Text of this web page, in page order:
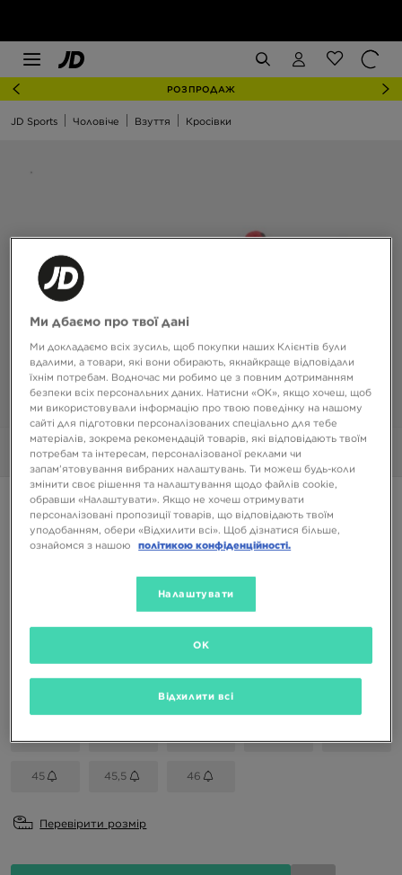
РОЗПРОДАЖ
JD Sports Чоловіче Взуття Кросівки
Фото 360°
AIR JORDAN 4 RM
4199 ГРН
45 45,5 46
Перевірити розмір
Ми дбаємо про твої дані
Ми докладаємо всіх зусиль, щоб покупки наших Клієнтів були
вдалими, а товари, які вони обирають, якнайкраще відповідали
їхнім потребам. Водночас ми робимо це з повним дотриманням
безпеки всіх персональних даних. Натисни «OK», якщо хочеш, щоб
ми використовували інформацію про твою поведінку на нашому
сайті для підготовки персоналізованих спеціально для тебе
матеріалів, зокрема рекомендацій товарів, які відповідають твоїм
потребам та інтересам, персоналізованої реклами чи
запам’ятовування вибраних налаштувань. Ти можеш будь-коли
змінити своє рішення та налаштування щодо файлів cookie,
обравши «Налаштувати». Якщо не хочеш отримувати
персоналізовані пропозиції товарів, що відповідають твоїм
уподобанням, обери «Відхилити всі». Щоб дізнатися більше,
ознайомся з нашою
політикою конфіденційності.
Налаштувати
Відхилити всі
OK